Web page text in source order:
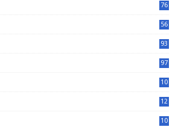
76
56
93
97
10
12
10